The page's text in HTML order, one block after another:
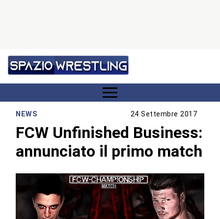
NEWS 24 Settembre 2017
FCW Unfinished Business:
annunciato il primo match